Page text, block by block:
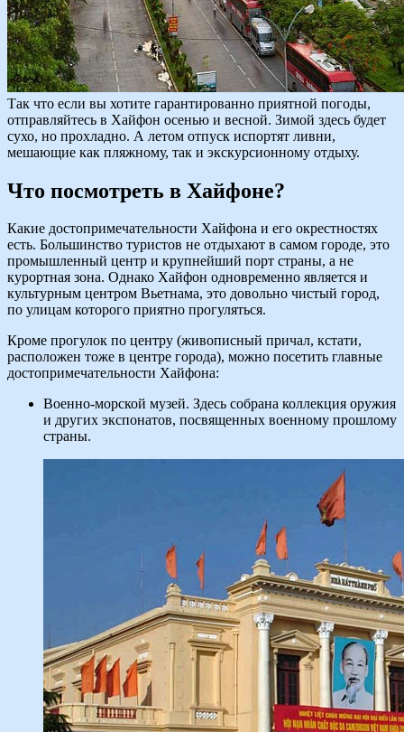
Так что если вы хотите гарантированно приятной погоды,
отправляйтесь в Хайфон осенью и весной. Зимой здесь будет
сухо, но прохладно. А летом отпуск испортят ливни,
мешающие как пляжному, так и экскурсионному отдыху.
Что посмотреть в Хайфоне?
Какие достопримечательности Хайфона и его окрестностях
есть. Большинство туристов не отдыхают в самом городе, это
промышленный центр и крупнейший порт страны, а не
курортная зона. Однако Хайфон одновременно является и
культурным центром Вьетнама, это довольно чистый город,
по улицам которого приятно прогуляться.
Кроме прогулок по центру (живописный причал, кстати,
расположен тоже в центре города), можно посетить главные
достопримечательности Хайфона:
Военно-морской музей. Здесь собрана коллекция оружия
и других экспонатов, посвященных военному прошлому
страны.